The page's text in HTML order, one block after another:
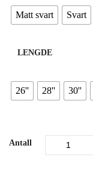
Matt svart Svart
LENGDE
26'' 28'' 30''
Antall